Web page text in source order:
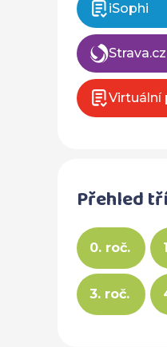
iSophi
Strava.cz
Virtuální
Přehled
0. roč.
3. roč.